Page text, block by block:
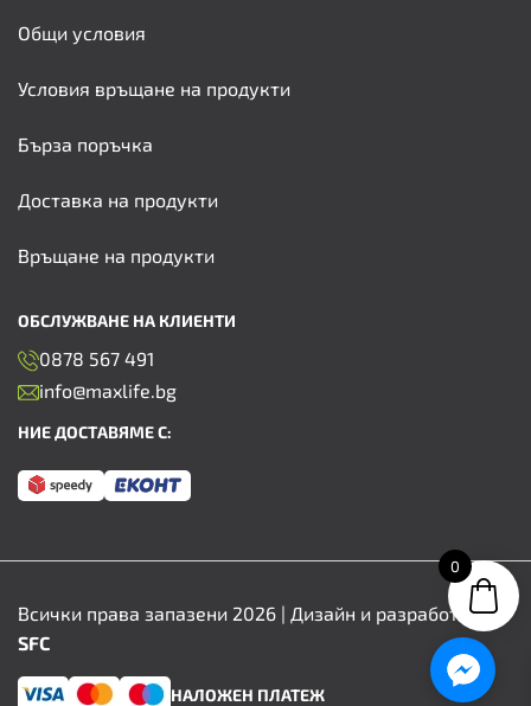
Общи условия
Условия връщане на продукти
Бърза поръчка
Доставка на продукти
Връщане на продукти
ОБСЛУЖВАНЕ НА КЛИЕНТИ
0878 567 491
info@maxlife.bg
НИЕ ДОСТАВЯМЕ С:
Всички права запазени 2026 | Дизайн и разработка от
SFC
НАЛОЖЕН ПЛАТЕЖ
0